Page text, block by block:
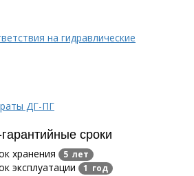
на гидравлические
ДГ-ПГ
сроки
хранения 5 лет
эксплуатации 1 год